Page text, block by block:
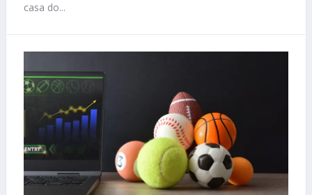
casa do...